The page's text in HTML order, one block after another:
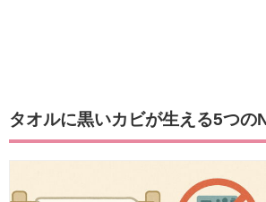
タオルに黒いカビが生える5つの